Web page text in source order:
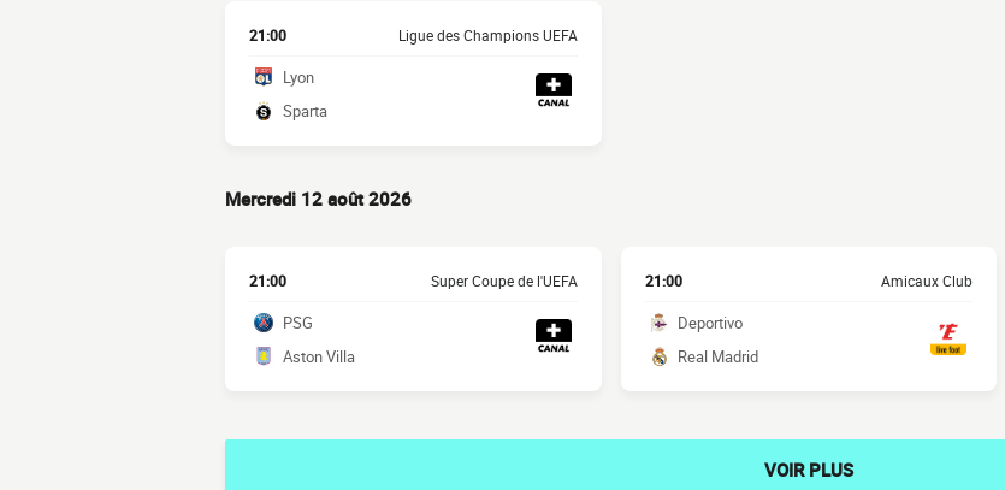
21:00 Ligue des Champions UEFA
Lyon
Sparta
Mercredi 12 août 2026
21:00 Super Coupe de l'UEFA
PSG
Aston Villa
21:00 Amicaux Club
Deportivo
Real Madrid
VOIR PLUS